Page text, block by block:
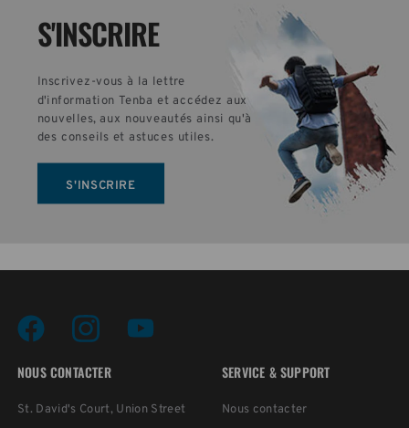
S'INSCRIRE
Inscrivez-vous à la lettre
d'information Tenba et accédez aux
nouvelles, aux nouveautés ainsi qu'à
des conseils et astuces utiles.
S'INSCRIRE
NOUS CONTACTER
St. David's Court, Union Street
SERVICE & SUPPORT
Nous contacter